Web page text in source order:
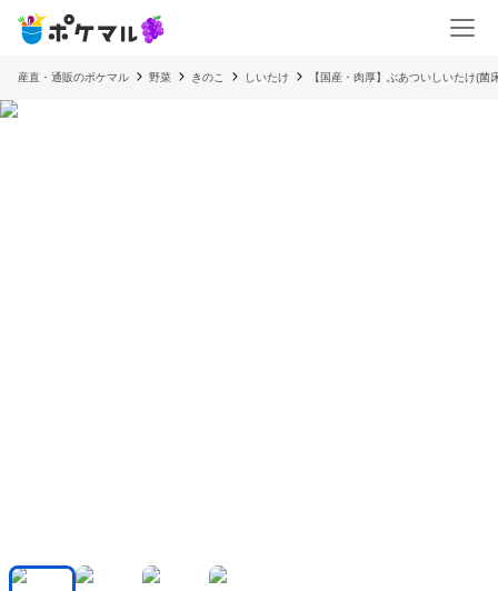
産直・通販のポケマル 野菜 きのこ しいたけ 【国産・肉厚】ぶあついしいたけ(